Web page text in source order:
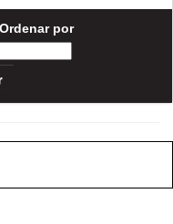
Ordenar por